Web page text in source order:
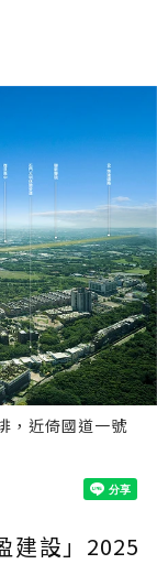
，近倚國道一號
建設」2025